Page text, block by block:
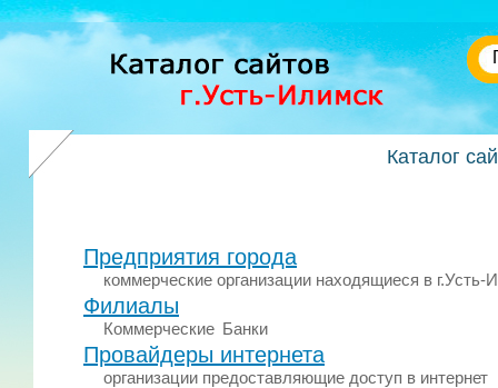
Каталог
Предприятия города
коммерческие организации находящиеся в г.Усть-
Филиалы
Коммерческие Банки
Провайдеры интернета
организации предоставляющие доступ в интернет